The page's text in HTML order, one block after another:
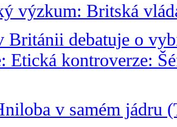
výzkum: Britská
Británii debatuje o
Etická kontroverze:
v samém jádru